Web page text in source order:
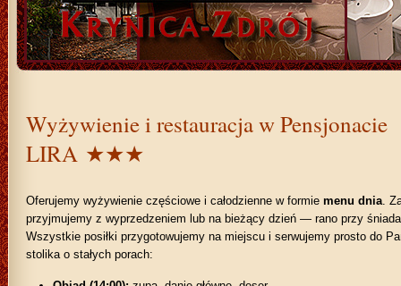
Wyżywienie i restauracja w Pensjonacie
LIRA ★★★
Oferujemy wyżywienie częściowe i całodzienne w formie menu dnia.
przyjmujemy z wyprzedzeniem lub na bieżący dzień — rano przy
Wszystkie posiłki przygotowujemy na miejscu i serwujemy prosto do
stolika o stałych porach: